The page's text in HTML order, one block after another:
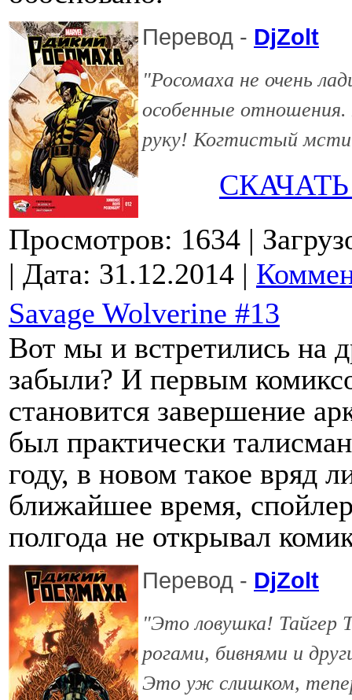
Перевод - DjZolt
"Росомаха не очень
особенные
руку! Когтистый
Просмотров: 1634 |
| Дата: 31.12.2014 |
Savage Wolverine #13
Вот мы и встретились на
забыли? И первым
становится завершение
был практически
году, в новом такое вряд
ближайшее время,
полгода не открывал
Перевод - DjZolt
"Это ловушка! Тайгер
рогами, бивнями и
Это уж слишком,